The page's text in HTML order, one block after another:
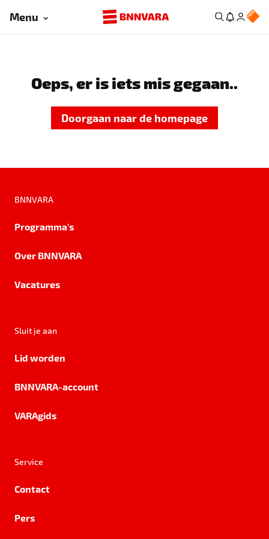
Menu
Oeps, er is iets mis gegaan..
Doorgaan naar de homepage
BNNVARA
Programma's
Over BNNVARA
Vacatures
Sluit je aan
Lid worden
BNNVARA-account
VARAgids
Service
Contact
Pers